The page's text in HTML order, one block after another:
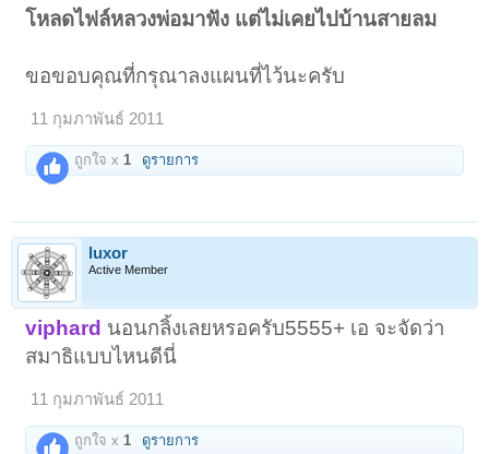
โหลดไฟล์หลวงพ่อมาฟัง แต่ไม่เคยไปบ้านสายลม
ขอขอบคุณที่กรุณาลงแผนที่ไว้นะครับ
11 กุมภาพันธ์ 2011
ถูกใจ x 1 ดูรายการ
luxor
Active Member
viphard นอนกลิ้งเลยหรอครับ5555+ เอ จะจัดว่า
สมาธิแบบไหนดีนี่
11 กุมภาพันธ์ 2011
ถูกใจ x1 ดูรายการ